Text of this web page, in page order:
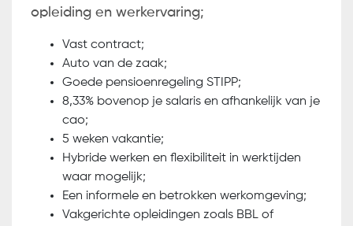
opleiding en werkervaring;
Vast contract;
Auto van de zaak;
Goede pensioenregeling STIPP;
8,33% bovenop je salaris en afhankelijk van je
cao;
5 weken vakantie;
Hybride werken en flexibiliteit in werktijden
waar mogelijk;
Een informele en betrokken werkomgeving;
Vakgerichte opleidingen zoals BBL of